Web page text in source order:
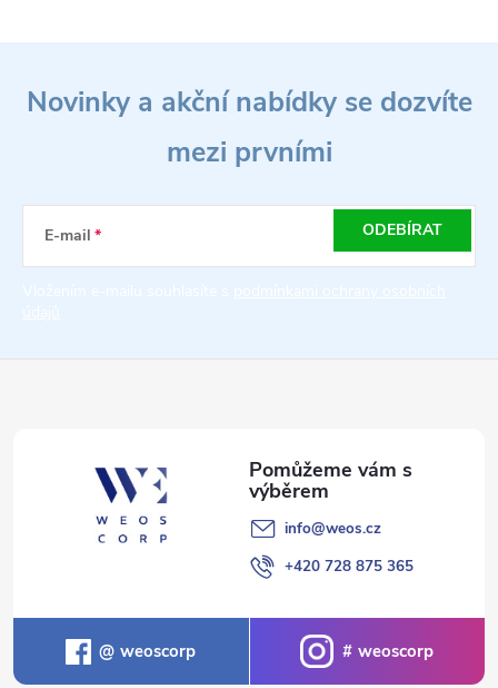
í
Novinky a akční nabídky se dozvíte
mezi prvními
E-mail ODEBÍRAT
info@weos.cz
+420 728 875 365
weoscorp weoscorp